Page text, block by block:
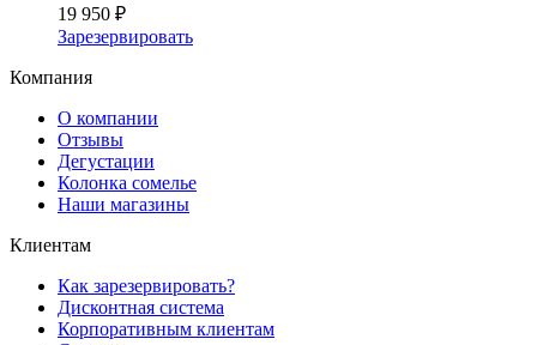
19 950 ₽
Зарезервировать
Компания
О компании
Отзывы
Дегустации
Колонка сомелье
Наши магазины
Клиентам
Как зарезервировать?
Дисконтная система
Корпоративным клиентам